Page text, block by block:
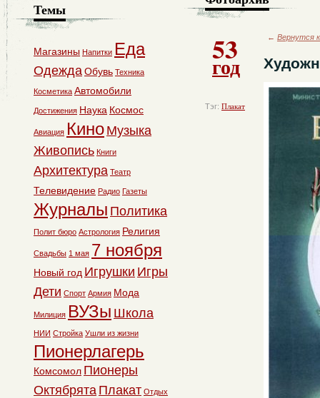
53
год
Тэг: Плакат
← Вернутся
Темы
Магазины Напитки Еда
ОдеждаОбувь Техника
Косметика Автомобили
Достижения Наука Космос
Авиация Кино Музыка
Живопись Книги
Архитектура Театр
Телевидение Радио Газеты
Журналы Политика
Полит бюро Астрология Религия
Свадьбы 1 мая 7 ноября
Новый год Игрушки Игры
Дети Спорт Армия Мода
Милиция ВУЗы Школа
НИИ Стройка Ушли из жизни
Пионерлагерь
Комсомол Пионеры
Октябрята Плакат Отдых